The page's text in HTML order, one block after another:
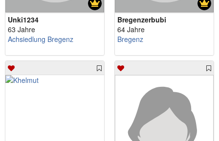
Unki1234
63 Jahre
Achsiedlung Bregenz
Bregenzerbubi
64 Jahre
Bregenz